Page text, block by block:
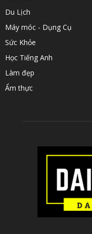
Du Lịch
Máy móc - Dụng Cụ
Sức Khỏe
Học Tiếng Anh
Làm đẹp
Ẩm thực